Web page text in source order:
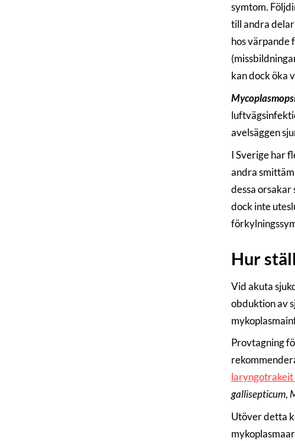
symtom.
till andra delar
hos värpande
kan dock öka
avelsäggen
I Sverige har
andra
dessa
dock inte
Hur
Vid akuta
obduktion av
Provtagning
laryngotrakeit
gallisepticum,
Utöver detta